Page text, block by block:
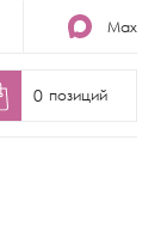
Max
0 позиций